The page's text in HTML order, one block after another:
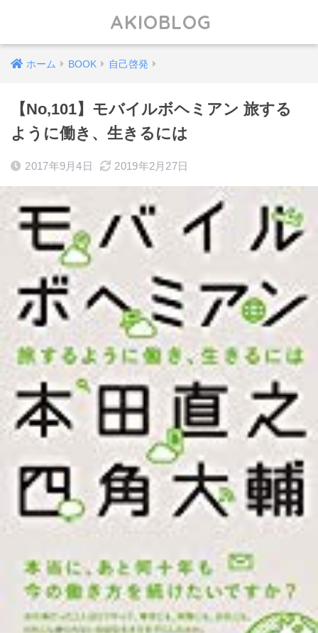
AKIOBLOG
ホーム BOOK 自己啓発
【No,101】モバイルボヘミアン 旅する
ように働き、生きるには
2017年9月4日 2019年2月27日